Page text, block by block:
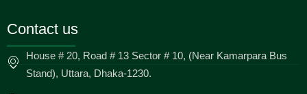
Contact us
House # 20, Road # 13 Sector # 10, (Near Kamarpara Bus
Stand), Uttara, Dhaka-1230.